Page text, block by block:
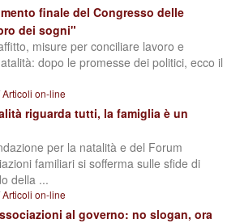
finale del Congresso delle
dei sogni"
misure per conciliare lavoro e
dopo le promesse dei politici, ecco il
Articoli on-line
riguarda tutti, la famiglia è un
per la natalità e del Forum
familiari si sofferma sulle sfide di
della ...
Articoli on-line
al governo: no slogan, ora